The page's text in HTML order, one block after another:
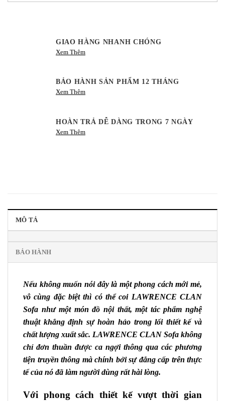
GIAO HÀNG NHANH CHÓNG
Xem Thêm
BẢO HÀNH SẢN PHẨM 12 THÁNG
Xem Thêm
HOÀN TRẢ DỄ DÀNG TRONG 7 NGÀY
Xem Thêm
MÔ TẢ
BẢO HÀNH
Nếu không muốn nói đây là một phong cách mới mẻ,
vô cùng đặc biệt thì có thể coi LAWRENCE CLAN
Sofa như một món đồ nội thất, một tác phẩm nghệ
thuật khẳng định sự hoàn hảo trong lối thiết kế và
chất lượng xuất sắc. LAWRENCE CLAN Sofa không
chỉ đơn thuần được ca ngợi thông qua các phương
tiện truyền thông mà chính bởi sự đẳng cấp trên thực
tế của nó đã làm người dùng rất hài lòng.
Với phong cách thiết kế vượt thời gian